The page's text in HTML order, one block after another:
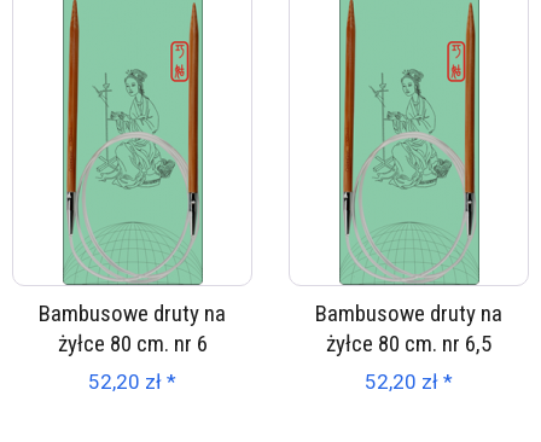
Bambusowe druty na
żyłce 80 cm. nr 6
52,20 zł *
Bambusowe druty na
żyłce 80 cm. nr 6,5
52,20 zł *